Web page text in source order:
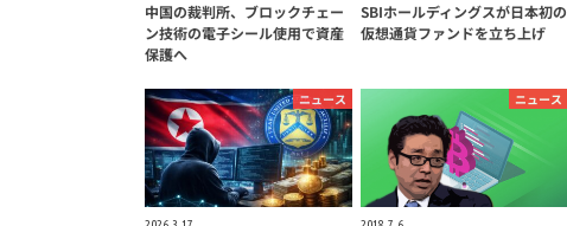
中国の裁判所、ブロックチェー
ン技術の電子シール使用で資産
保護へ
SBIホールディングスが日本初の
仮想通貨ファンドを立ち上げ
ニュース ニュース